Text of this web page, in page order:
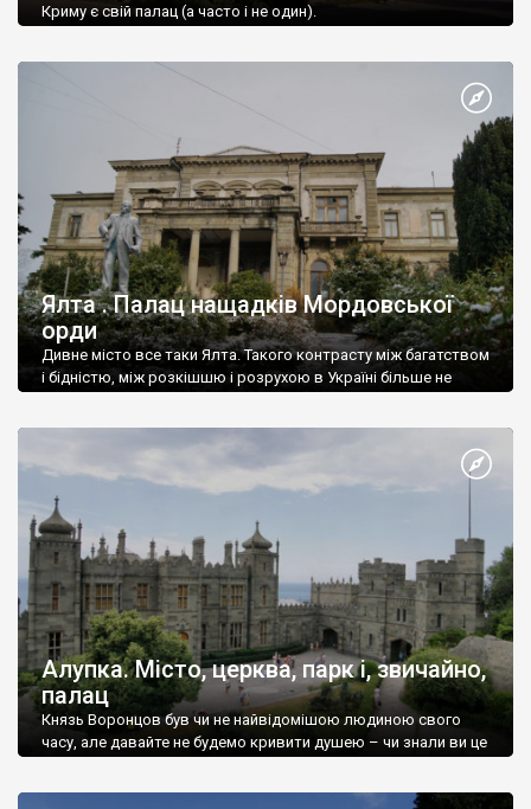
Криму є свій палац (а часто і не один).
Ялта . Палац нащадків Мордовської
орди
Дивне місто все таки Ялта. Такого контрасту між багатством
і бідністю, між розкішшю і розрухою в Україні більше не
Алупка. Місто, церква, парк і, звичайно,
палац
Князь Воронцов був чи не найвідомішою людиною свого
часу, але давайте не будемо кривити душею – чи знали ви це